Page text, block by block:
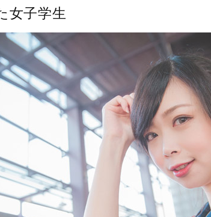
女子学生